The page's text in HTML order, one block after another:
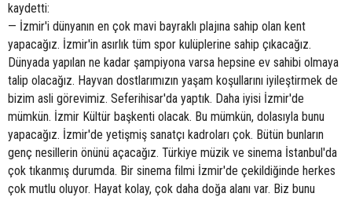
kaydetti:
— İzmir'i dünyanın en çok mavi bayraklı plajına sahip olan kent
yapacağız. İzmir'in asırlık tüm spor kulüplerine sahip çıkacağız.
Dünyada yapılan ne kadar şampiyona varsa hepsine ev sahibi olmaya
talip olacağız. Hayvan dostlarımızın yaşam koşullarını iyileştirmek de
bizim asli görevimiz. Seferihisar'da yaptık. Daha iyisi İzmir'de
mümkün. İzmir Kültür başkenti olacak. Bu mümkün, dolasıyla bunu
yapacağız. İzmir'de yetişmiş sanatçı kadroları çok. Bütün bunların
genç nesillerin önünü açacağız. Türkiye müzik ve sinema İstanbul'da
çok tıkanmış durumda. Bir sinema filmi İzmir'de çekildiğinde herkes
çok mutlu oluyor. Hayat kolay, çok daha doğa alanı var. Biz bunu